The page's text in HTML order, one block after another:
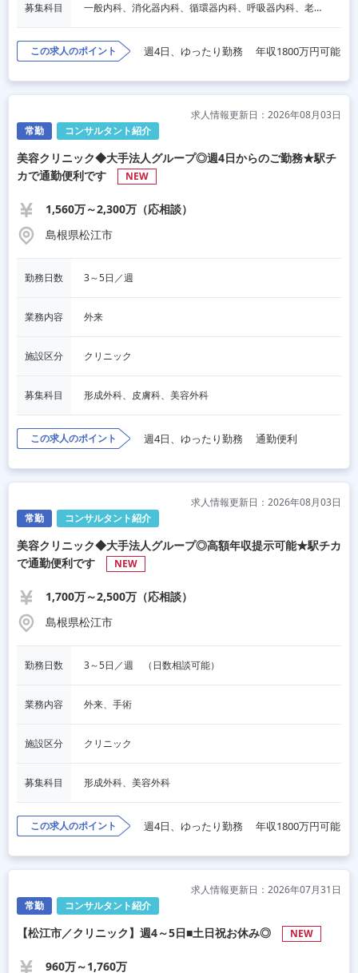
募集科目 一般内科、消化器内科、循環器内科、呼吸器内科、老人内科、その他
この求人のポイント 週4日、ゆったり勤務 年収1800万円可能
常勤 コンサルタント紹介
求人情報更新日：2026年08月03日
美容クリニック◆大手法人グループ◎週4日からのご勤務★駅チ
カで通勤便利です
NEW
1,560万～2,300万（応相談）
島根県松江市
勤務日数 3～5日／週
業務内容 外来
施設区分 クリニック
募集科目 形成外科、皮膚科、美容外科
この求人のポイント 週4日、ゆったり勤務 通勤便利
常勤 コンサルタント紹介
求人情報更新日：2026年08月03日
美容クリニック◆大手法人グループ◎高額年収提示可能★駅チカ
で通勤便利です
NEW
1,700万～2,500万（応相談）
島根県松江市
勤務日数 3～5日／週　（日数相談可能）
業務内容 外来、手術
施設区分 クリニック
募集科目 形成外科、美容外科
この求人のポイント 週4日、ゆったり勤務 年収1800万円可能
常勤 コンサルタント紹介
求人情報更新日：2026年07月31日
【松江市／クリニック】週4～5日■土日祝お休み◎ NEW
960万～1,760万